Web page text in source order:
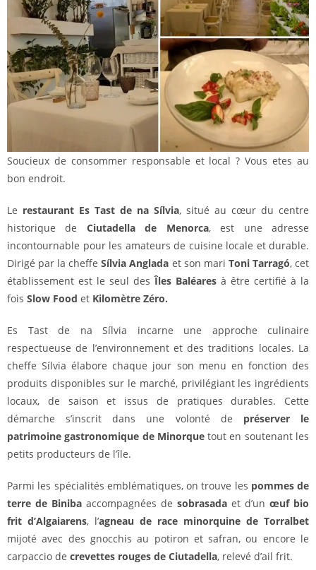
Soucieux de consommer responsable et local ? Vous etes au
bon endroit.
Le restaurant Es Tast de na Sílvia, situé au cœur du centre
historique de Ciutadella de Menorca, est une adresse
incontournable pour les amateurs de cuisine locale et durable.
Dirigé par la cheffeSílvia Anglada et son mari Toni Tarragó, cet
établissement est le seul desÎles Baléares à être certifié à la
fois Slow Food et Kilomètre Zéro.
Es Tast de na Sílvia incarne une approche culinaire
respectueuse de l’environnement et des traditions locales. La
cheffe Sílvia élabore chaque jour son menu en fonction des
produits disponibles sur le marché, privilégiant les ingrédients
locaux, de saison et issus de pratiques durables. Cette
démarche s’inscrit dans une volonté de préserver le
patrimoine gastronomique de Minorquetout en soutenant les
petits producteurs de l’île.
Parmi les spécialités emblématiques, on trouve les pommes de
terre de Biniba accompagnées de sobrasada et d’un œuf bio
frit d’Algaiarens, l’agneau de race minorquine de Torralbet
mijoté avec des gnocchis au potiron et safran, ou encore le
carpaccio de crevettes rouges de Ciutadella, relevé d’ail frit.